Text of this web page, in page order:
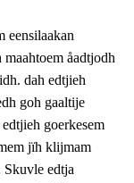
eensilaakan
åadtjodh
dah edtjieh
goh gaaltije
goerkesem
jïh klijmam
Skuvle edtja